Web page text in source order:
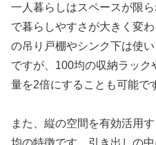
一人暮らしはスペースが限
で暮らしやすさが大きく変
の吊り戸棚やシンク下は使
ですが、100均の収納ラッ
量を2倍にすることも可能で
また、縦の空間を有効活用